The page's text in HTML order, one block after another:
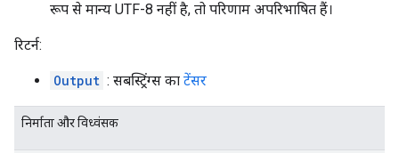
रूप से मान्य UTF-8 नहीं है, तो परिणाम अपरिभाषित हैं।
रिटर्न:
Output : सबस्ट्रिंग्स का टेंसर
निर्माता और विध्वंसक